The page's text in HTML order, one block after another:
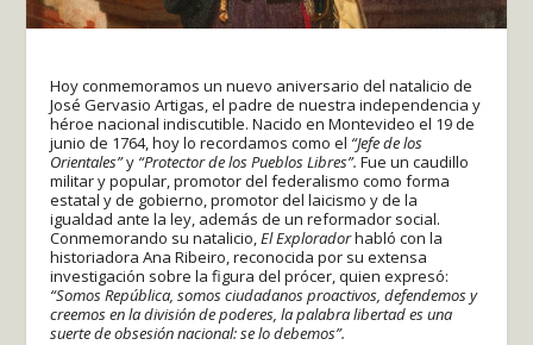
Hoy conmemoramos un nuevo aniversario del natalicio de
José Gervasio Artigas, el padre de nuestra independencia y
héroe nacional indiscutible. Nacido en Montevideo el 19 de
junio de 1764, hoy lo recordamos como el “Jefe de los
Orientales”y “Protector de los Pueblos Libres”. Fue un caudillo
militar y popular, promotor del federalismo como forma
estatal y de gobierno, promotor del laicismo y de la
igualdad ante la ley, además de un reformador social.
Conmemorando su natalicio,El Exploradorhabló con la
historiadora Ana Ribeiro, reconocida por su extensa
investigación sobre la figura del prócer, quien expresó:
“Somos República, somos ciudadanos proactivos, defendemos y
creemos en la división de poderes, la palabra libertad es una
suerte de obsesión nacional: se lo debemos”.